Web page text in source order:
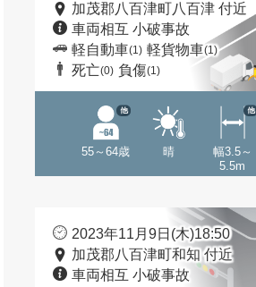
加茂郡八百津町八百津 付近
車両相互 小破事故
軽自動車(1) 軽貨物車(1)
死亡(0) 負傷(1)
55～64歳
他
晴
幅3.5～
5.5m
他
2023年11月9日(木)18:50
加茂郡八百津町和知 付近
車両相互 小破事故